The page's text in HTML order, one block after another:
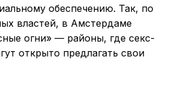
обеспечению. Так, по
властей, в Амстердаме
огни» — районы, где секс-
открыто предлагать свои